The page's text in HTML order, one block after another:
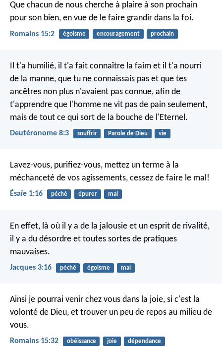
Que chacun de nous cherche à plaire à son prochain
pour son bien, en vue de le faire grandir dans la foi.
Romains 15:2 égoisme encouragement prochain
Il t'a humilié, il t'a fait connaître la faim et il t'a nourri
de la manne, que tu ne connaissais pas et que tes
ancêtres non plus n'avaient pas connue, afin de
t'apprendre que l'homme ne vit pas de pain seulement,
mais de tout ce qui sort de la bouche de l'Eternel.
Deutéronome 8:3 souffrir Parole de Dieu vie
Lavez-vous, purifiez-vous, mettez un terme à la
méchanceté de vos agissements, cessez de faire le mal!
Ésaïe 1:16 péché épurer mal
En effet, là où il y a de la jalousie et un esprit de rivalité,
il y a du désordre et toutes sortes de pratiques
mauvaises.
Jacques 3:16 péché égoisme mal
Ainsi je pourrai venir chez vous dans la joie, si c'est la
volonté de Dieu, et trouver un peu de repos au milieu de
vous.
Romains 15:32 obéissance joie dépendance